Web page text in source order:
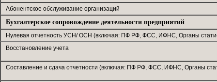
Абонентское обслуживание организаций
Бухгалтерское сопровождение деятельности предприятий
Нулевая отчетность УСН/ ОСН (включая: ПФ РФ, ФСС, ИФНС, Органы
Восстановление учета
Составление и сдача отчетности (включая: ПФ РФ, ФСС, ИФНС, Органы